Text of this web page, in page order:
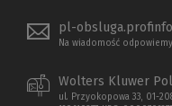
pl-
Na wiadomość
Wolters Kluwer
ul. Przyokopowa 33, 01-208